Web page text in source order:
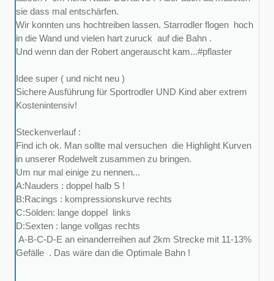
sie dass mal entschärfen.
Wir konnten uns hochtreiben lassen. Starrodler flogen hoch
in die Wand und vielen hart zuruck auf die Bahn .
Und wenn dan der Robert angerauscht kam...#pflaster
Idee super ( und nicht neu )
Sichere Ausführung für Sportrodler UND Kind aber extrem
Kostenintensiv!
Steckenverlauf :
Find ich ok. Man sollte mal versuchen die Highlight Kurven
in unserer Rodelwelt zusammen zu bringen.
Um nur mal einige zu nennen...
A:Nauders : doppel halb S !
B:Racings : kompressionskurve rechts
C:Sölden: lange doppel links
D:Sexten : lange vollgas rechts
A-B-C-D-E an einanderreihen auf 2km Strecke mit 11-13%
Gefälle . Das wäre dan die Optimale Bahn !